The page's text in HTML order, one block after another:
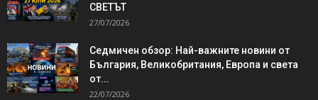
СВЕТЪТ
27/07/2026
Седмичен обзор: Най-важните новини от
България, Великобритания, Европа и света
от...
22/07/2026